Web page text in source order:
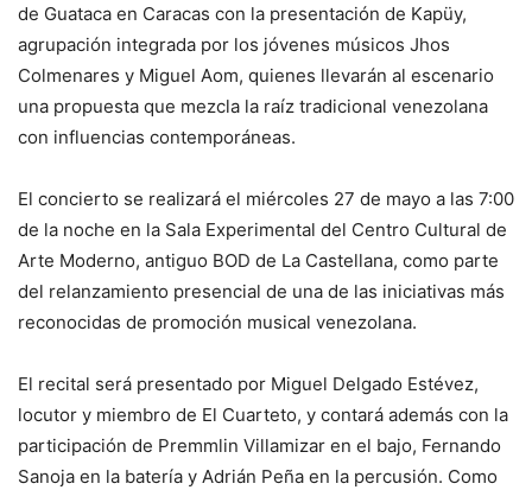
de Guataca en Caracas con la presentación de Kapüy,
agrupación integrada por los jóvenes músicos Jhos
Colmenares y Miguel Aom, quienes llevarán al escenario
una propuesta que mezcla la raíz tradicional venezolana
con influencias contemporáneas.
El concierto se realizará el miércoles 27 de mayo a las 7:00
de la noche en la Sala Experimental del Centro Cultural de
Arte Moderno, antiguo BOD de La Castellana, como parte
del relanzamiento presencial de una de las iniciativas más
reconocidas de promoción musical venezolana.
El recital será presentado por Miguel Delgado Estévez,
locutor y miembro de El Cuarteto, y contará además con la
participación de Premmlin Villamizar en el bajo, Fernando
Sanoja en la batería y Adrián Peña en la percusión. Como